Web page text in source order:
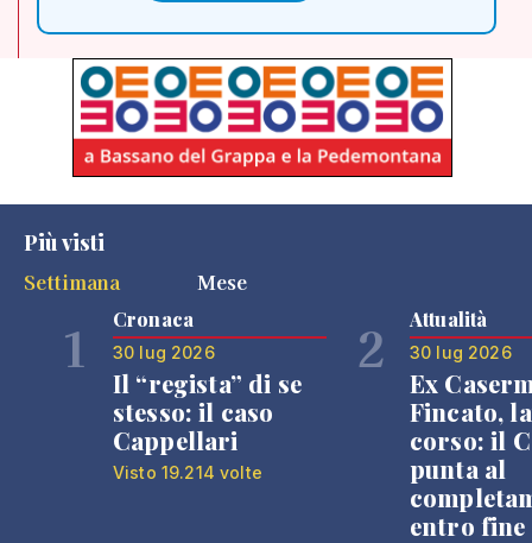
Più visti
Settimana
Mese
1 Cronaca
30 lug 2026
Il “regista” di se
stesso: il caso
Cappellari
Visto 19.214 volte
2 Attualità
30 lug 2026
Ex
Fincato,
corso: il
punta al
entro fine